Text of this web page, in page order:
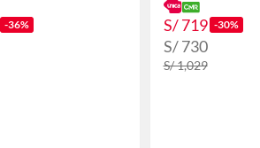
-36% S/ 719 -30%
S/ 730
S/ 1,029